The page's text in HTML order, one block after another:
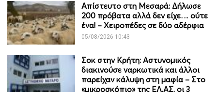
Απίστευτο στη Μεσαρά: Δήλωσε
200 πρόβατα αλλά δεν είχε… ούτε
ένα! – Χειροπέδες σε δύο αδέρφια
05/08/2026 10:43
Σοκ στην Κρήτη: Αστυνομικός
διακινούσε ναρκωτικά και άλλοι
παρείχαν κάλυψη στη μαφία – Στο
«μικροσκόπιο» της ΕΛ.ΑΣ. οι 3